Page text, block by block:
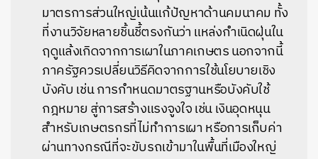
มาตรการส่วนใหญ่เน้นแก้ปัญหาด้านคมนาคม ทั้ง
ที่งานวิจัยหลายชิ้นชี้ตรงกันว่า แหล่งกำเนิดฝุ่นใน
ฤดูแล้งเกิดจากการเผาในภาคเกษตร นอกจากนี้
ภาครัฐควรเปลี่ยนวิธีคิดจากการใช้นโยบายเชิง
บังคับ เช่น การกำหนดมาตรฐานหรือบังคับใช้
กฎหมาย สู่การสร้างแรงจูงใจ เช่น เงินอุดหนุน
สำหรับเกษตรกรที่ไม่ทำการเผา หรือการเก็บค่า
ผ่านทางกรณีที่จะขับรถเข้ามาในพื้นที่เมืองใหญ่